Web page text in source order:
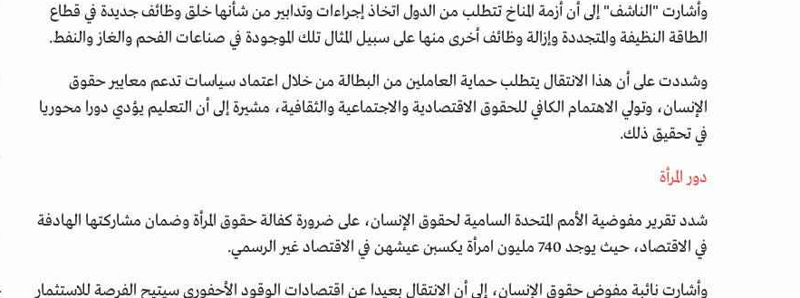
وأشارت "الناشف" إلى أن أزمة المناخ تتطلب من الدول اتخاذ إجراءات وتدابير من شأنها خلق وظائف جديدة في قطاع
الطاقة النظيفة والمتجددة وإزالة وظائف أخرى منها على سبيل المثال تلك الموجودة في صناعات الفحم والغاز والنفط.
وشددت على أن هذا الانتقال يتطلب حماية العاملين من البطالة من خلال اعتماد سياسات تدعم معايير حقوق
الإنسان، وتولي الاهتمام الكافي للحقوق الاقتصادية والاجتماعية والثقافية، مشيرة إلى أن التعليم يؤدي دورا محوريا
في تحقيق ذلك.
دور المرأة
شدد تقرير مفوضية الأمم المتحدة السامية لحقوق الإنسان، على ضرورة كفالة حقوق المرأة وضمان مشاركتها الهادفة
في الاقتصاد، حيث يوجد 740 مليون امرأة يكسبن عيشهن في الاقتصاد غير الرسمي.
وأشارت نائبة مفوض حقوق الإنسان، إلى أن الانتقال بعيدا عن اقتصادات الوقود الأحفوري سيتيح الفرصة للاستثمار